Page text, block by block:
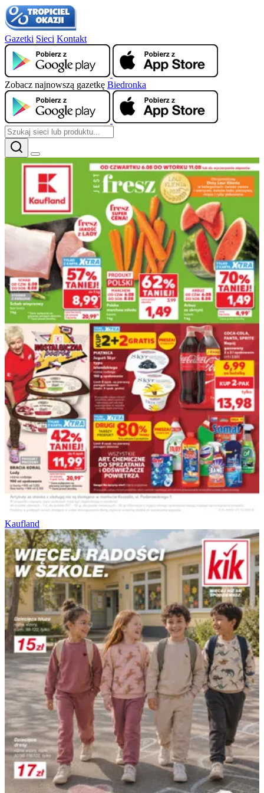
Gazetki Sieci Kontakt
Zobacz najnowszą gazetkę Biedronka
Kaufland